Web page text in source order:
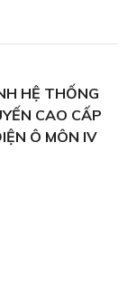
HỆ THỐNG
CAO CẤP
Ô MÔN IV